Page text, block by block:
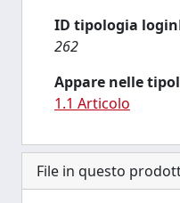
ID tipologia
262
Appare nelle
1.1 Articolo
File in questo